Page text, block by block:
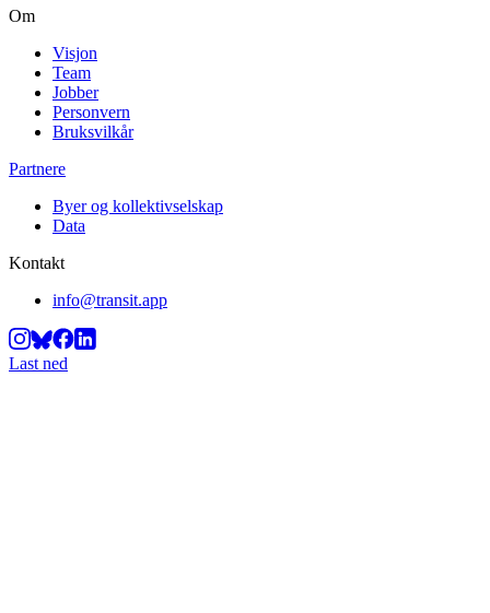
Om
Visjon
Team
Jobber
Personvern
Bruksvilkår
Partnere
Byer og kollektivselskap
Data
Kontakt
info@transit.app
Last ned